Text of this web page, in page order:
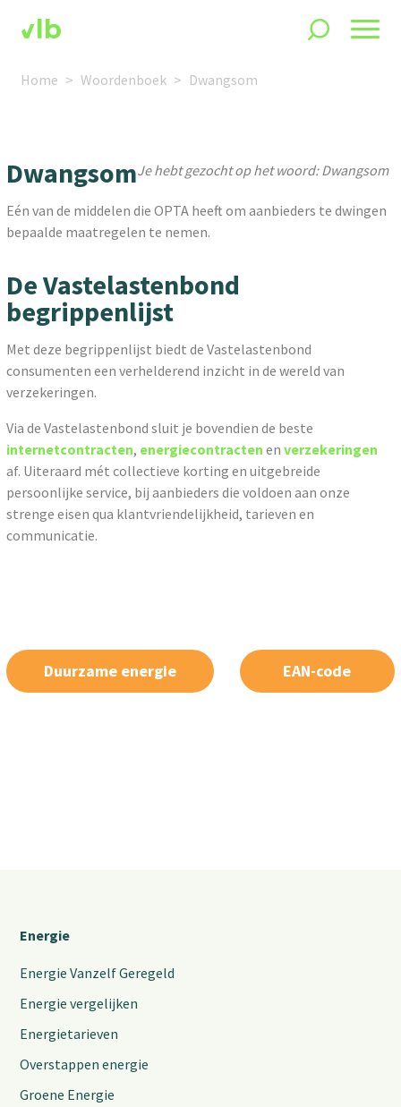
Home Woordenboek Dwangsom
DwangsomJe hebt gezocht op het woord: Dwangsom
Eén van de middelen die OPTA heeft om aanbieders te dwingen
bepaalde maatregelen te nemen.
De Vastelastenbond
begrippenlijst
Met deze begrippenlijst biedt de Vastelastenbond
consumenten een verhelderend inzicht in de wereld van
verzekeringen.
Via de Vastelastenbond sluit je bovendien de beste
internetcontracten, energiecontracten enverzekeringen
af. Uiteraard mét collectieve korting en uitgebreide
persoonlijke service, bij aanbieders die voldoen aan onze
strenge eisen qua klantvriendelijkheid, tarieven en
communicatie.
Duurzame energie EAN-code
Energie
Energie Vanzelf Geregeld
Energie vergelijken
Energietarieven
Overstappen energie
Groene Energie